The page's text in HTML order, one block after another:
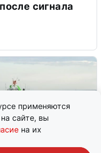
применяются
сайте, вы
на их
сигнала